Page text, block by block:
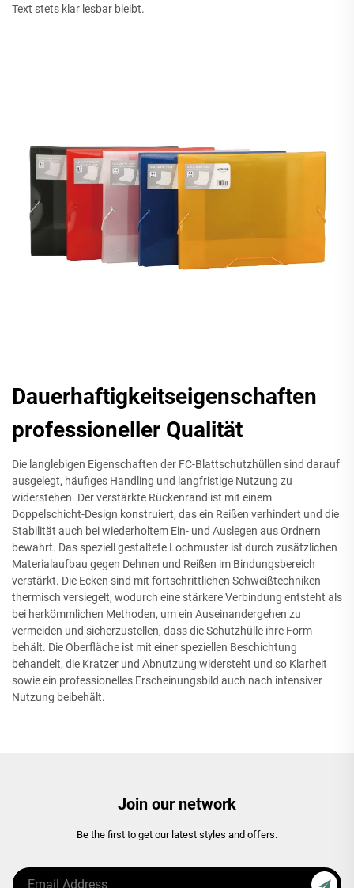
Text stets klar lesbar bleibt.
Dauerhaftigkeitseigenschaften
professioneller Qualität
Die langlebigen Eigenschaften der FC-Blattschutzhüllen sind darauf
ausgelegt, häufiges Handling und langfristige Nutzung zu
widerstehen. Der verstärkte Rückenrand ist mit einem
Doppelschicht-Design konstruiert, das ein Reißen verhindert und die
Stabilität auch bei wiederholtem Ein- und Auslegen aus Ordnern
bewahrt. Das speziell gestaltete Lochmuster ist durch zusätzlichen
Materialaufbau gegen Dehnen und Reißen im Bindungsbereich
verstärkt. Die Ecken sind mit fortschrittlichen Schweißtechniken
thermisch versiegelt, wodurch eine stärkere Verbindung entsteht als
bei herkömmlichen Methoden, um ein Auseinandergehen zu
vermeiden und sicherzustellen, dass die Schutzhülle ihre Form
behält. Die Oberfläche ist mit einer speziellen Beschichtung
behandelt, die Kratzer und Abnutzung widersteht und so Klarheit
sowie ein professionelles Erscheinungsbild auch nach intensiver
Nutzung beibehält.
Join our network
Be the first to get our latest styles and offers.